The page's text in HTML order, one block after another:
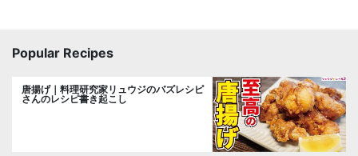
Popular Recipes
唐揚げ｜料理研究家リュウジのバズレシピ
さんのレシピ書き起こし